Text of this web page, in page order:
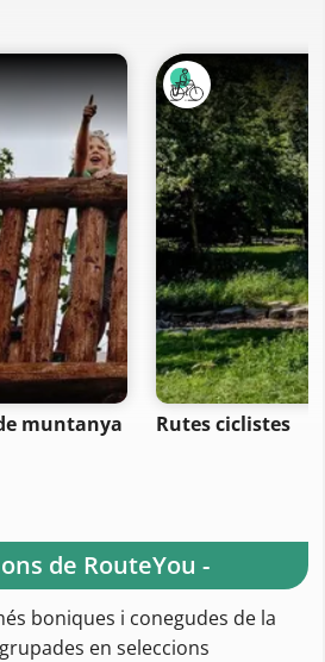
muntanya Rutes ciclistes
de RouteYou -
boniques i conegudes de la
en seleccions